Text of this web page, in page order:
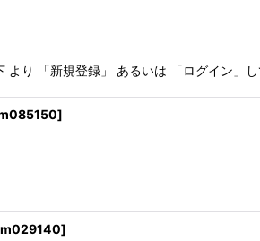
登録」 あるいは 「ログイン」して
]
●箱：桐箱
]